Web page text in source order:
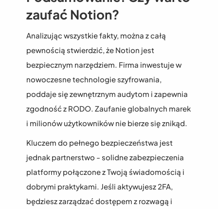
zaufać Notion?
Analizując wszystkie fakty, można z całą
pewnością stwierdzić, że Notion jest
bezpiecznym narzędziem. Firma inwestuje w
nowoczesne technologie szyfrowania,
poddaje się zewnętrznym audytom i zapewnia
zgodność z RODO. Zaufanie globalnych marek
i milionów użytkowników nie bierze się znikąd.
Kluczem do pełnego bezpieczeństwa jest
jednak partnerstwo - solidne zabezpieczenia
platformy połączone z Twoją świadomością i
dobrymi praktykami. Jeśli aktywujesz 2FA,
będziesz zarządzać dostępem z rozwagą i